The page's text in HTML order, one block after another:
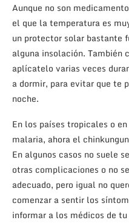
Aunque no son
el que la temperatura es
un protector solar bastante
alguna insolación. También
aplícatelo varias veces
a dormir, para evitar que te
noche.
En los países tropicales o
malaria, ahora el
En algunos casos no suele
otras complicaciones o no
adecuado, pero igual no
comenzar a sentir los
informar a los médicos de